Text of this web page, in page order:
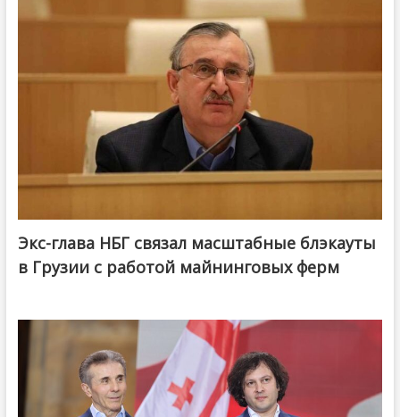
Экс-глава НБГ связал масштабные блэкауты
в Грузии с работой майнинговых ферм